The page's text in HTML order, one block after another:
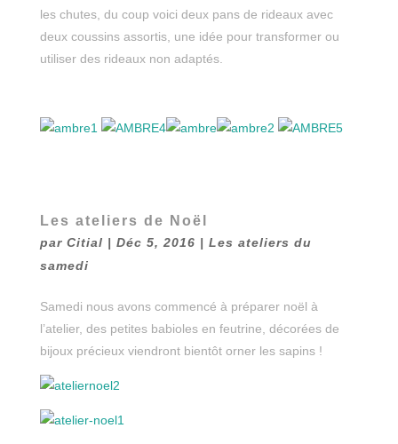
les chutes, du coup voici deux pans de rideaux avec
deux coussins assortis, une idée pour transformer ou
utiliser des rideaux non adaptés.
Les ateliers de Noël
par Citial | Déc 5, 2016 | Les ateliers du
samedi
Samedi nous avons commencé à préparer noël à
l’atelier, des petites babioles en feutrine, décorées de
bijoux précieux viendront bientôt orner les sapins !